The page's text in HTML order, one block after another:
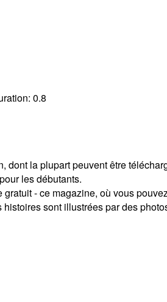
0.8
la plupart peuvent être
les débutants.
- ce magazine, où vous
sont illustrées par des